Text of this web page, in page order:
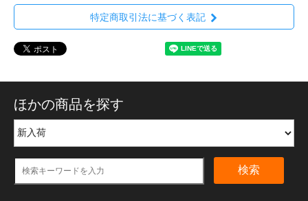
特定商取引法に基づく表記
ほかの商品を探す
検索